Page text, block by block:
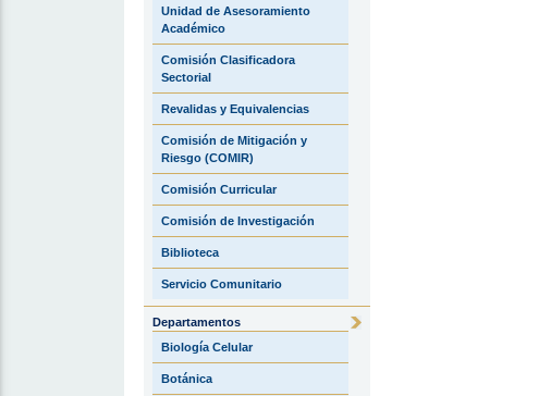
Unidad de Asesoramiento
Académico
Comisión Clasificadora
Sectorial
Revalidas y Equivalencias
Comisión de Mitigación y
Riesgo (COMIR)
Comisión Curricular
Comisión de Investigación
Biblioteca
Servicio Comunitario
Departamentos
Biología Celular
Botánica